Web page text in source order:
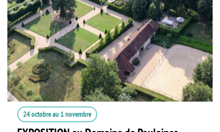
24 octobreau 1 novembre